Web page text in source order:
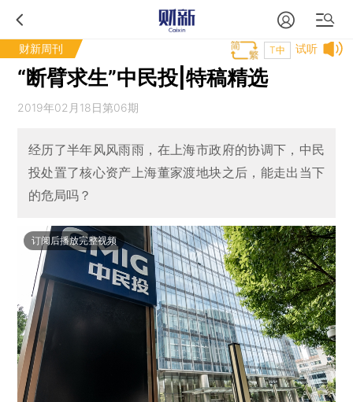
财新周刊 试听
T中
“断臂求生”中民投|特稿精选
2019年02月18日第06期
经历了半年风风雨雨，在上海市政府的协调下，中民
投处置了核心资产上海董家渡地块之后，能走出当下
的危局吗？
订阅后播放完整视频